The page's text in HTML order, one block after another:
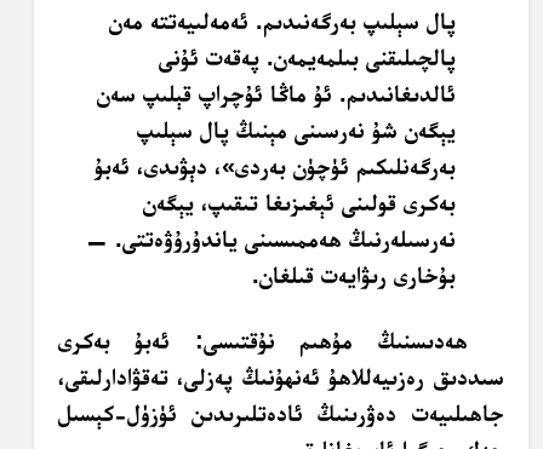
پال سېلىپ بەرگەنىدىم. ئەمەلىيەتتە مەن
پالچىلىقنى بىلمەيمەن. پەقەت ئۇنى
ئالدىغانىدىم. ئۇ ماڭا ئۇچراپ قېلىپ سەن
يېگەن شۇ نەرسىنى مېنىڭ پال سېلىپ
بەرگەنلىكىم ئۈچۈن بەردى»، دېۋىدى، ئەبۇ
بەكرى قولىنى ئېغىزىغا تىقىپ، يېگەن
نەرسىلەرنىڭ ھەممىسىنى ياندۇرۇۋەتتى. —
بۇخارى رىۋايەت قىلغان.
ھەدىسنىڭ مۇھىم نۇقتىسى: ئەبۇ بەكرى
سىددىق رەزىيەللاھۇ ئەنھۇنىڭ پەزلى، تەقۋادارلىقى،
جاھىلىيەت دەۋرىنىڭ ئادەتلىرىدىن ئۈزۈل-كېسىل